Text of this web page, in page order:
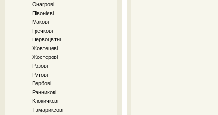
Онагрові
Півонієві
Макові
Гречкові
Первоцвітні
Жовтецеві
Жостерові
Розові
Рутові
Вербові
Ранникові
Клокичкові
Тамариксові